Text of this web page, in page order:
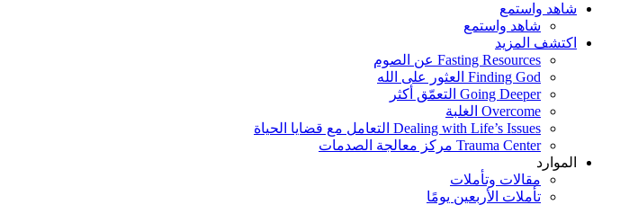
شاهد واستمع
شاهد واستمع
اكتشف المزيد
Fasting Resources عن الصوم
Finding God العثور على الله
Going Deeper التعمّق أكثر
Overcome الغلبة
Dealing with Life’s Issues التعامل مع قضايا الحياة
Trauma Center مركز معالجة الصدمات
الموارد
مقالات وتأملات
تأملات الأربعين يومًا